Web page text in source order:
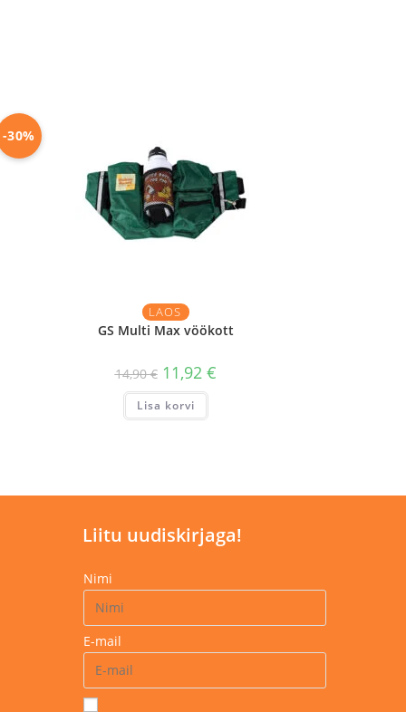
-30%
LAOS
GS Multi Max vöökott
14,90€ 11,92 €
Lisa korvi
Liitu uudiskirjaga!
Nimi
E-mail